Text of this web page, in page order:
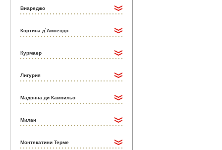
Виареджо
Кортина д`Ампеццо
Курмаер
Лигурия
Мадонна ди Кампильо
Милан
Монтекатини Терме